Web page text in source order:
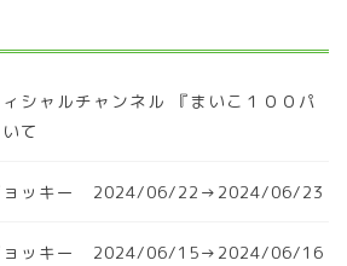
シャルチャンネル 『まいこ１００パ
て
ョッキー 2024/06/22→2024/06/23
ョッキー 2024/06/15→2024/06/16